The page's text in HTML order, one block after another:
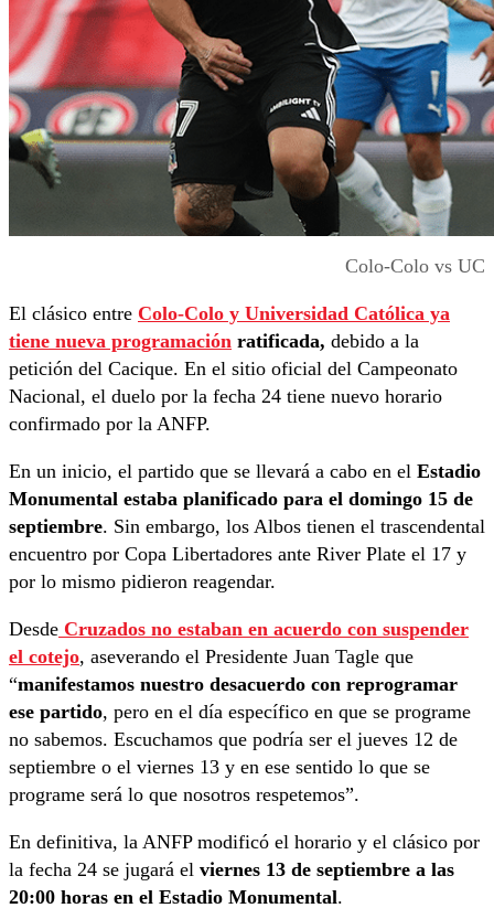
Colo-Colo vs UC
El clásico entre Colo-Colo y Universidad Católica ya
tiene nueva programación ratificada, debido a la
petición del Cacique. En el sitio oficial del Campeonato
Nacional, el duelo por la fecha 24 tiene nuevo horario
confirmado por la ANFP.
En un inicio, el partido que se llevará a cabo en el Estadio
Monumental estaba planificado para el domingo 15 de
septiembre. Sin embargo, los Albos tienen el trascendental
encuentro por Copa Libertadores ante River Plate el 17 y
por lo mismo pidieron reagendar.
Desde Cruzados no estaban en acuerdo con suspender
el cotejo, aseverando el Presidente Juan Tagle que
“manifestamos nuestro desacuerdo con reprogramar
ese partido, pero en el día específico en que se programe
no sabemos. Escuchamos que podría ser el jueves 12 de
septiembre o el viernes 13 y en ese sentido lo que se
programe será lo que nosotros respetemos”.
En definitiva, la ANFP modificó el horario y el clásico por
la fecha 24 se jugará el viernes 13 de septiembre a las
20:00 horas en el Estadio Monumental.